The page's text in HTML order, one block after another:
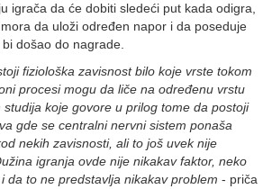
igrača da će dobiti sledeći put kada odigra,
da uloži određen napor i da poseduje
došao do nagrade.
fiziološka zavisnost bilo koje vrste tokom
procesi mogu da liče na određenu vrstu
koje govore u prilog tome da postoji
gde se centralni nervni sistem ponaša
nekih zavisnosti, ali to još uvek nije
igranja ovde nije nikakav faktor, neko
da to ne predstavlja nikakav problem - priča